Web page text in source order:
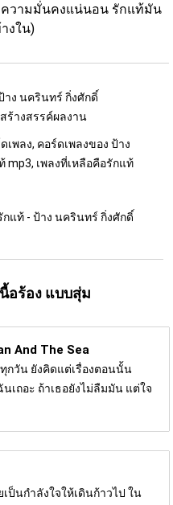
ความมั่นคงแน่นอน รักแท้มัน
งใน)
าง นครินทร์ กิ่งศักดิ์
ร้างสรรค์ผลงาน
พลง, คอร์ดเพลงของ ป้าง
mp3, เพลงที่เหลือคือรักแท้
กแท้ - ป้าง นครินทร์ กิ่งศักดิ์
อร้อง แบบสุ่ม
And The Sea
กวัน ยังคิดแต่เรื่องตอนนั้น
ถอะ ถ้าเธอยังไม่ลืมมัน แต่ใจ
ป็นกำลังใจให้เดินก้าวไป ใน